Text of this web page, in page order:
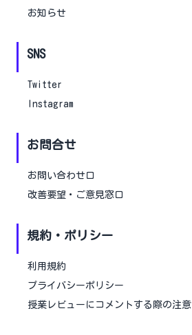
お知らせ
SNS
Twitter
Instagram
お問合せ
お問い合わせ口
改善要望・ご意見窓口
規約・ポリシー
利用規約
プライバシーポリシー
授業レビューにコメントする際の注意